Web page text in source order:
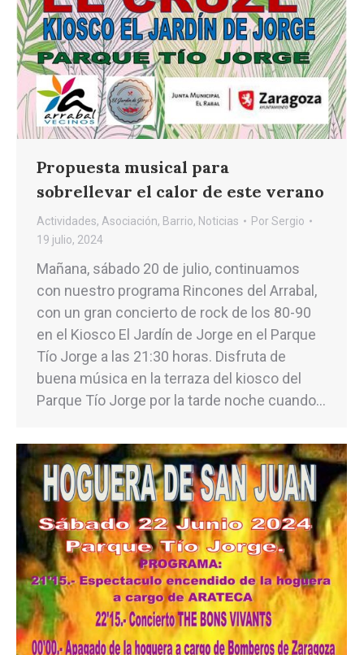
Propuesta musical para
sobrellevar el calor de este verano
Actividades, Asociación, Barrio, Noticias PorSergio
19 julio, 2024
Mañana, sábado 20 de julio, continuamos
con nuestro programa Rincones del Arrabal,
con un gran concierto de rock de los 80-90
en el Kiosco El Jardín de Jorge en el Parque
Tío Jorge a las 21:30 horas. Disfruta de
buena música en la terraza del kiosco del
Parque Tío Jorge por la tarde noche cuando…